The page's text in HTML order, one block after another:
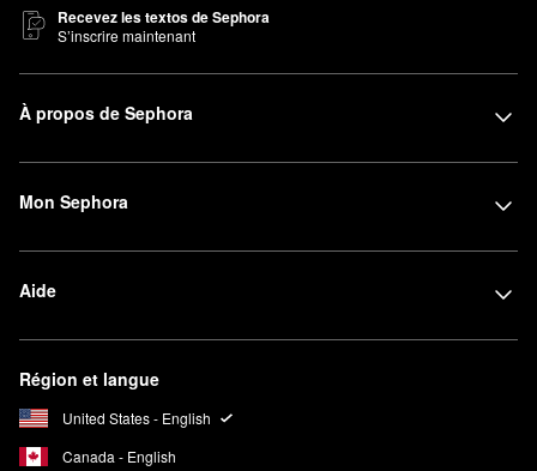
Recevez les textos de Sephora
S’inscrire maintenant
À propos de Sephora
Mon Sephora
Aide
Région et langue
United States - English
Canada - English